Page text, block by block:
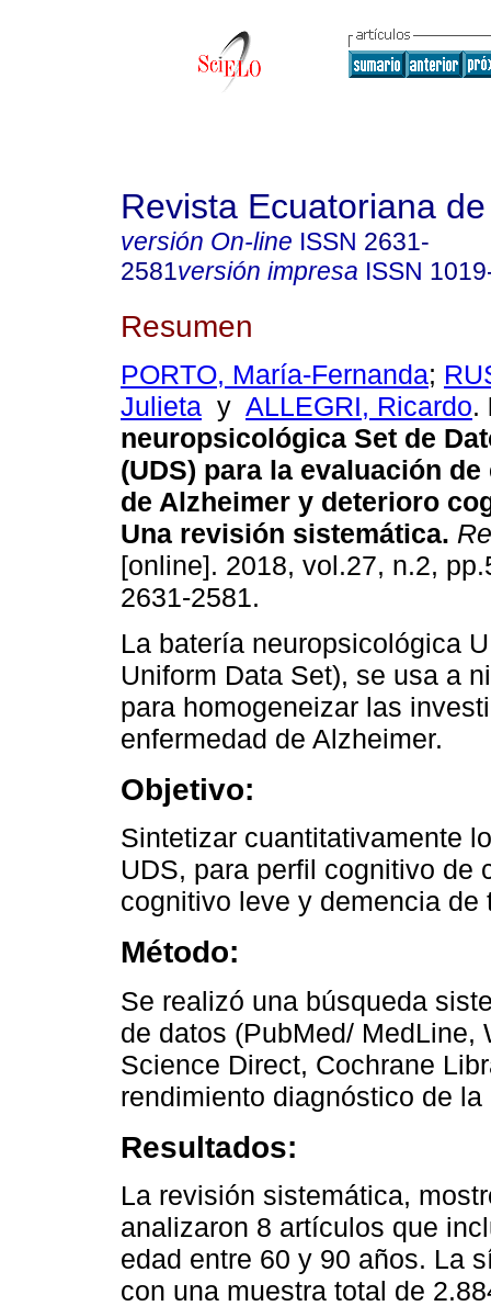
Revista Ecuatoriana
versión On-line ISSN 2631-
2581versión impresa ISSN
Resumen
PORTO, María-Fernanda;
Julieta y ALLEGRI, Ricardo.
neuropsicológica Set de
(UDS) para la evaluación
de Alzheimer y deterioro
Una revisión sistemática.
[online]. 2018, vol.27, n.2,
2631-2581.
La batería neuropsicológica
Uniform Data Set), se usa a
para homogeneizar las
enfermedad de Alzheimer.
Objetivo:
Sintetizar cuantitativamente
UDS, para perfil cognitivo de
cognitivo leve y demencia de
Método:
Se realizó una búsqueda
de datos (PubMed/
Science Direct, Cochrane
rendimiento diagnóstico de la
Resultados:
La revisión sistemática,
analizaron 8 artículos que
edad entre 60 y 90 años. La
con una muestra total de